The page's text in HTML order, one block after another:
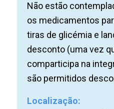
Não estão
os medicamentos
tiras de glicémia e
desconto (uma vez
comparticipa na
são permitidos
Localização: